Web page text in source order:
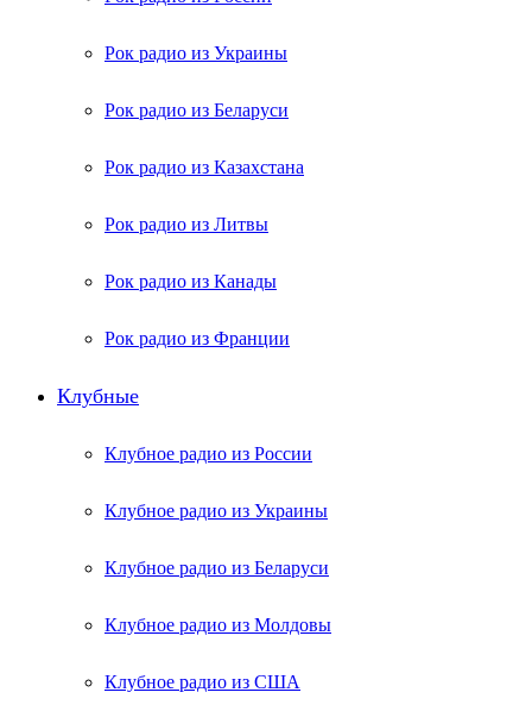
Рок радио из Украины
Рок радио из Беларуси
Рок радио из Казахстана
Рок радио из Литвы
Рок радио из Канады
Рок радио из Франции
Клубные
Клубное радио из России
Клубное радио из Украины
Клубное радио из Беларуси
Клубное радио из Молдовы
Клубное радио из США